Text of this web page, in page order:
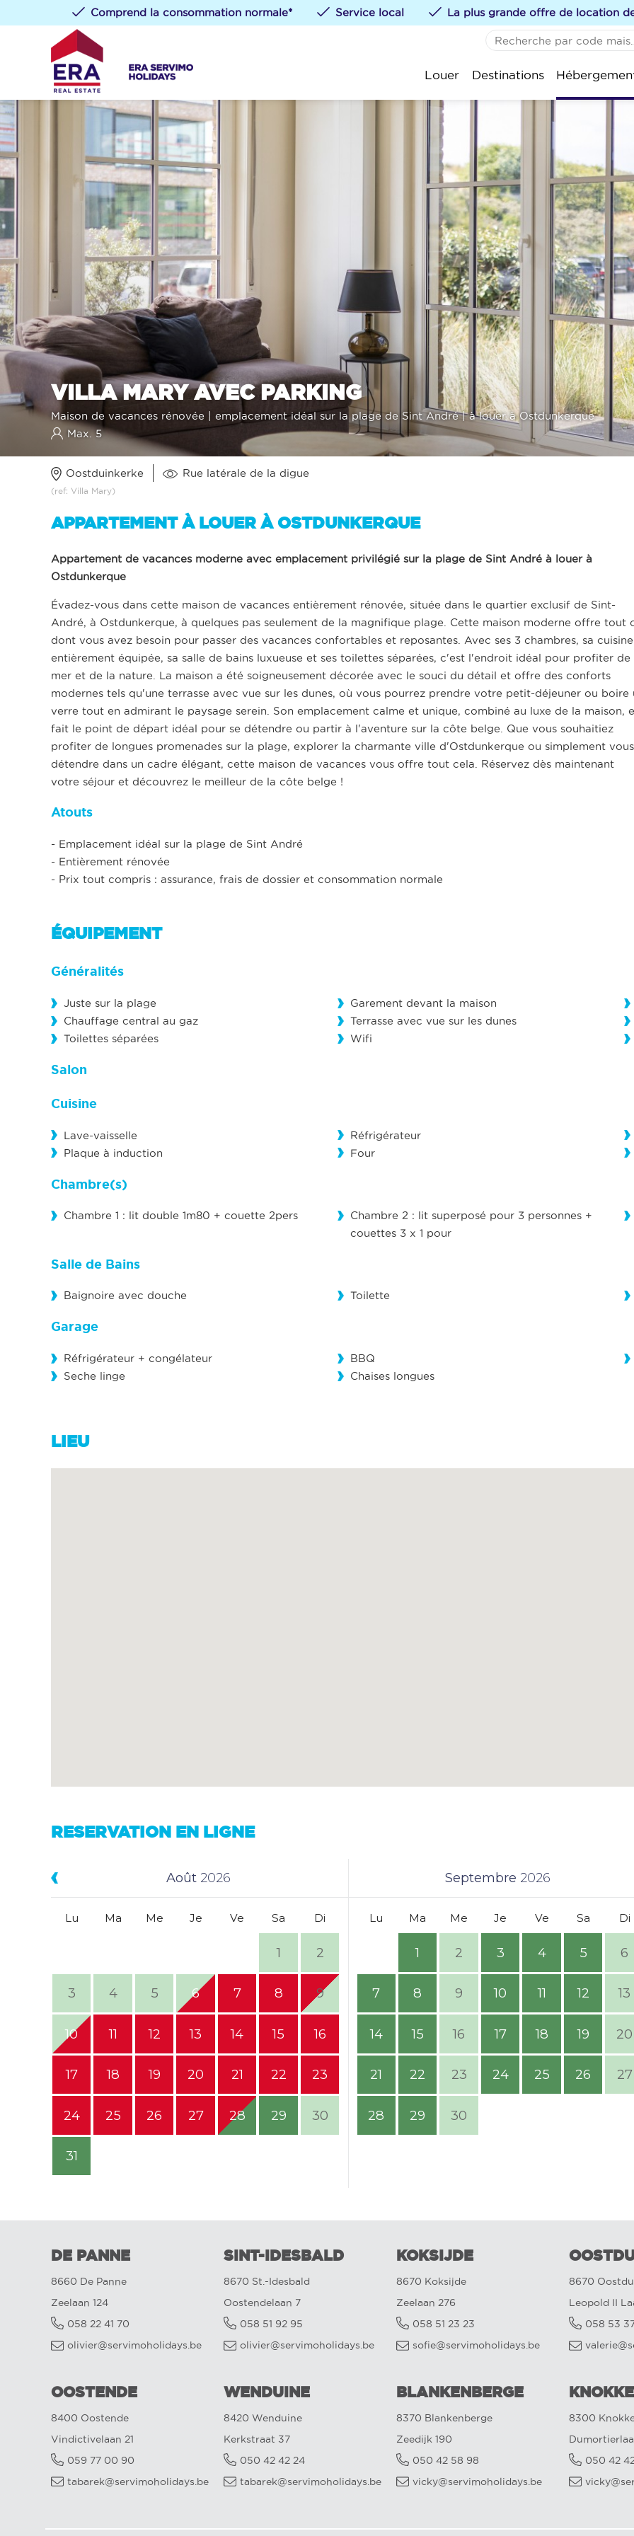
Comprend la consommation normale* Service local La plus grande offre de location
Vous pouvez ajouter
Louer Destinations
VILLA MARY AVEC PARKING
Maison de vacances rénovée | emplacement idéal sur la plage de Sint André | à louer à Ostdunkerque
Max. 5
Oostduinkerke Rue latérale de la digue
(ref: Villa Mary)
APPARTEMENT À LOUER À OSTDUNKERQUE
Appartement de vacances moderne avec emplacement privilégié sur la plage de Sint André à louer à
Ostdunkerque
Évadez-vous dans cette maison de vacances entièrement rénovée, située dans le quartier exclusif de Sint-
André, à Ostdunkerque, à quelques pas seulement de la magnifique plage. Cette maison moderne offre tout
dont vous avez besoin pour passer des vacances confortables et reposantes. Avec ses 3 chambres, sa cuisine
entièrement équipée, sa salle de bains luxueuse et ses toilettes séparées, c'est l'endroit idéal pour profiter de
mer et de la nature. La maison a été soigneusement décorée avec le souci du détail et offre des conforts
modernes tels qu'une terrasse avec vue sur les dunes, où vous pourrez prendre votre petit-déjeuner ou boire
verre tout en admirant le paysage serein. Son emplacement calme et unique, combiné au luxe de la maison,
fait le point de départ idéal pour se détendre ou partir à l'aventure sur la côte belge. Que vous souhaitiez
profiter de longues promenades sur la plage, explorer la charmante ville d'Ostdunkerque ou simplement vous
détendre dans un cadre élégant, cette maison de vacances vous offre tout cela. Réservez dès maintenant
votre séjour et découvrez le meilleur de la côte belge !
Atouts
- Emplacement idéal sur la plage de Sint André
- Entièrement rénovée
- Prix tout compris : assurance, frais de dossier et consommation normale
ÉQUIPEMENT
Généralités
Juste sur la plage
Chauffage central au gaz
Toilettes séparées
Garement devant la maison
Terrasse avec vue sur les dunes
Wifi
Salon
Cuisine
Lave-vaisselle
Plaque à induction
Réfrigérateur
Four
Chambre(s)
Chambre 1 : lit double 1m80 + couette 2pers
Chambre 2 : lit superposé pour 3 personnes +
couettes 3 x 1 pour
Salle de Bains
Baignoire avec douche Toilette
Garage
Réfrigérateur + congélateur
Seche linge
BBQ
Chaises longues
LIEU
RESERVATION EN LIGNE
Août 2026
Lu Ma Me Je Ve Sa Di
1 2
3 4 5 6 7 8 9
10 11 12 13 14 15 16
17 18 19 20 21 22 23
24 25 26 27 28 29 30
31
Septembre 2026
Lu Ma Me Je Ve Sa Di
1 2 3 4 5 6
7 8 9 10 11 12 13
14 15 16 17 18 19 20
21 22 23 24 25 26 27
28 29 30
DE PANNE
8660 De Panne
Zeelaan 124
058 22 41 70
olivier@servimoholidays.be
SINT-IDESBALD
8670 St.-Idesbald
Oostendelaan 7
058 51 92 95
olivier@servimoholidays.be
KOKSIJDE
8670 Koksijde
Zeelaan 276
058 51 23 23
sofie@servimoholidays.be
8670
Leopold II
058 53
OOSTENDE
8400 Oostende
Vindictivelaan 21
059 77 00 90
tabarek@servimoholidays.be
WENDUINE
8420 Wenduine
Kerkstraat 37
050 42 42 24
tabarek@servimoholidays.be
BLANKENBERGE
8370 Blankenberge
Zeedijk 190
050 42 58 98
vicky@servimoholidays.be
8300
050 42